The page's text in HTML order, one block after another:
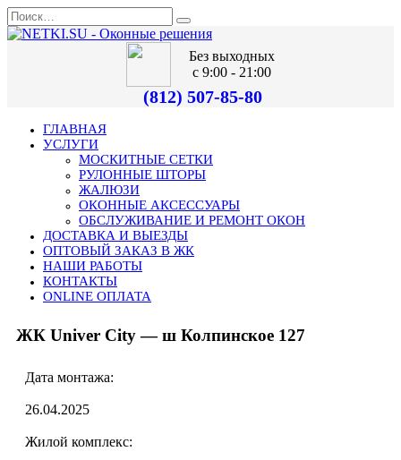
Без выходных
с 9:00 - 21:00
(812) 507-85-80
ГЛАВНАЯ
УСЛУГИ
МОСКИТНЫЕ СЕТКИ
РУЛОННЫЕ ШТОРЫ
ЖАЛЮЗИ
ОКОННЫЕ АКСЕССУАРЫ
ОБСЛУЖИВАНИЕ И РЕМОНТ ОКОН
ДОСТАВКА И ВЫЕЗДЫ
ОПТОВЫЙ ЗАКАЗ В ЖК
НАШИ РАБОТЫ
КОНТАКТЫ
ONLINE ОПЛАТА
ЖК Univer City — ш Колпинское 127
Дата монтажа:
26.04.2025
Жилой комплекс: